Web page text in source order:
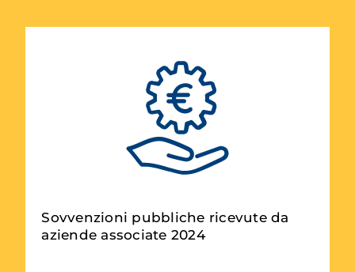
Sovvenzioni pubbliche ricevute da
aziende associate 2024